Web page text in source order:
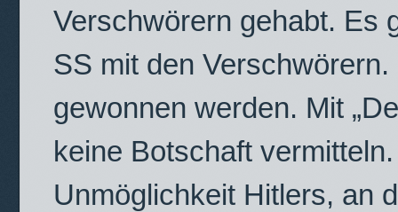
Verschwörern gehabt. Es
SS mit den
gewonnen werden. Mit
keine Botschaft
Unmöglichkeit Hitlers, an